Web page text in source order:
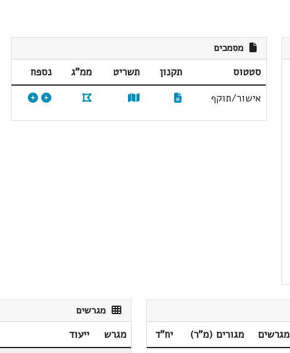
מסמכים
סטטוס תקנון תשריט ממ"ג
נספח
אישור/תוקף
מגרשים מגורים (מ"ר)
יח"ד
מגרשים
מגרש ייעוד